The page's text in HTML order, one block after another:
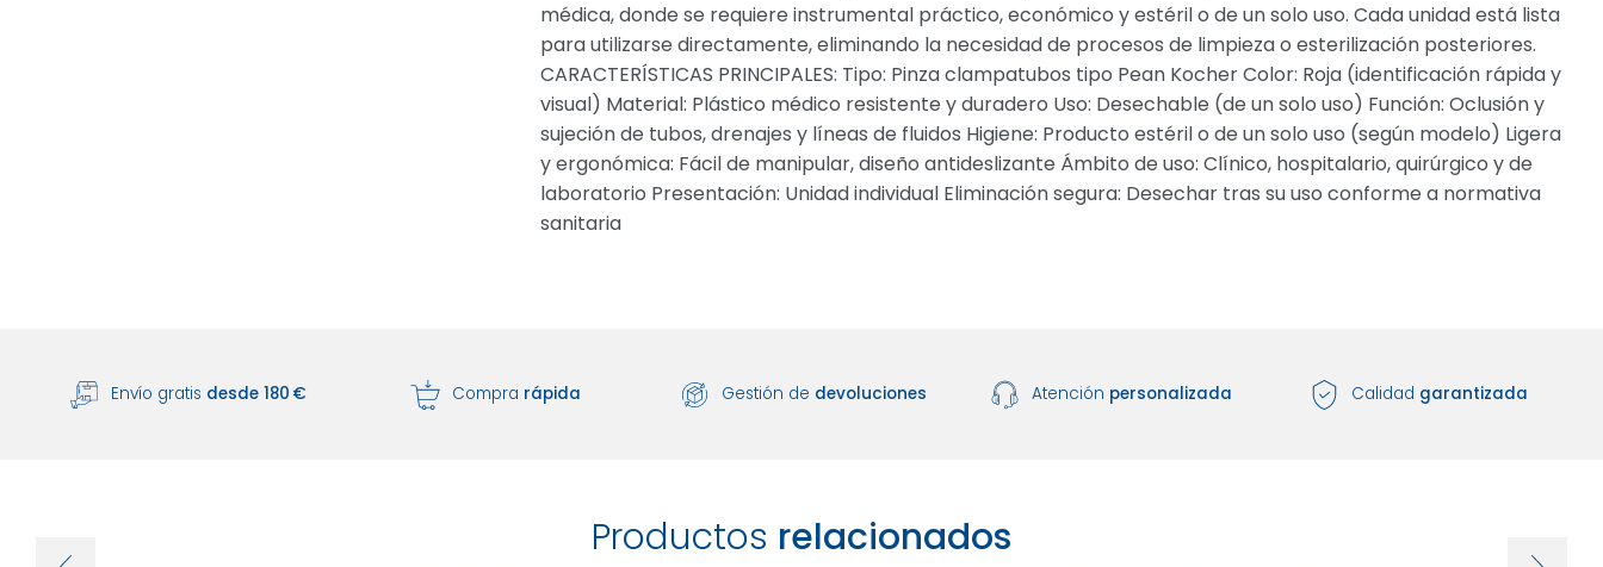
médica, donde se requiere instrumental práctico, económico y estéril o de un solo uso. Cada unidad está lista
para utilizarse directamente, eliminando la necesidad de procesos de limpieza o esterilización posteriores.
CARACTERÍSTICAS PRINCIPALES: Tipo: Pinza clampatubos tipo Pean Kocher Color: Roja (identificación rápida y
visual) Material: Plástico médico resistente y duradero Uso: Desechable (de un solo uso) Función: Oclusión y
sujeción de tubos, drenajes y líneas de fluidos Higiene: Producto estéril o de un solo uso (según modelo) Ligera
y ergonómica: Fácil de manipular, diseño antideslizante Ámbito de uso: Clínico, hospitalario, quirúrgico y de
laboratorio Presentación: Unidad individual Eliminación segura: Desechar tras su uso conforme a normativa
sanitaria
Envío gratis desde 180 € Compra rápida Gestión de devoluciones Atención personalizada Calidad garantizada
Productos relacionados